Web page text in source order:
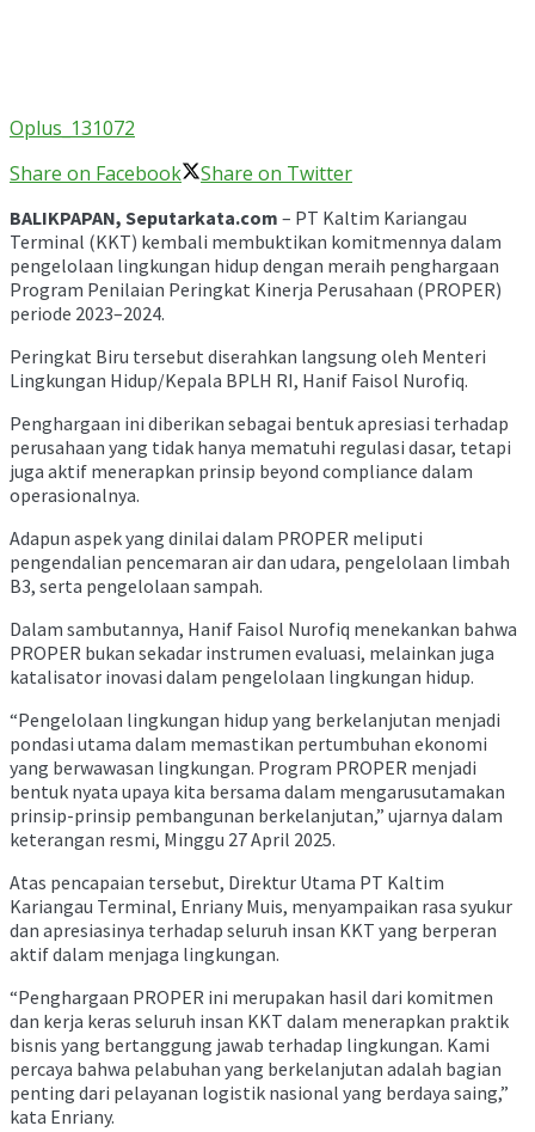
Oplus_131072
Share on Facebook
Share on Twitter
BALIKPAPAN, Seputarkata.com – PT Kaltim Kariangau
Terminal (KKT) kembali membuktikan komitmennya dalam
pengelolaan lingkungan hidup dengan meraih penghargaan
Program Penilaian Peringkat Kinerja Perusahaan (PROPER)
periode 2023–2024.
Peringkat Biru tersebut diserahkan langsung oleh Menteri
Lingkungan Hidup/Kepala BPLH RI, Hanif Faisol Nurofiq.
Penghargaan ini diberikan sebagai bentuk apresiasi terhadap
perusahaan yang tidak hanya mematuhi regulasi dasar, tetapi
juga aktif menerapkan prinsip beyond compliance dalam
operasionalnya.
Adapun aspek yang dinilai dalam PROPER meliputi
pengendalian pencemaran air dan udara, pengelolaan limbah
B3, serta pengelolaan sampah.
Dalam sambutannya, Hanif Faisol Nurofiq menekankan bahwa
PROPER bukan sekadar instrumen evaluasi, melainkan juga
katalisator inovasi dalam pengelolaan lingkungan hidup.
“Pengelolaan lingkungan hidup yang berkelanjutan menjadi
pondasi utama dalam memastikan pertumbuhan ekonomi
yang berwawasan lingkungan. Program PROPER menjadi
bentuk nyata upaya kita bersama dalam mengarusutamakan
prinsip-prinsip pembangunan berkelanjutan,” ujarnya dalam
keterangan resmi, Minggu 27 April 2025.
Atas pencapaian tersebut, Direktur Utama PT Kaltim
Kariangau Terminal, Enriany Muis, menyampaikan rasa syukur
dan apresiasinya terhadap seluruh insan KKT yang berperan
aktif dalam menjaga lingkungan.
“Penghargaan PROPER ini merupakan hasil dari komitmen
dan kerja keras seluruh insan KKT dalam menerapkan praktik
bisnis yang bertanggung jawab terhadap lingkungan. Kami
percaya bahwa pelabuhan yang berkelanjutan adalah bagian
penting dari pelayanan logistik nasional yang berdaya saing,”
kata Enriany.